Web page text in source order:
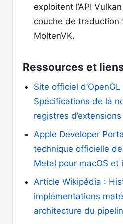
exploitent l’API
couche de traduction
MoltenVK.
Ressources et
Site officiel
Spécifications de la
registres d’extensions
Apple Developer
technique officielle de
Metal pour macOS et
Article Wikipédia :
implémentations
architecture du